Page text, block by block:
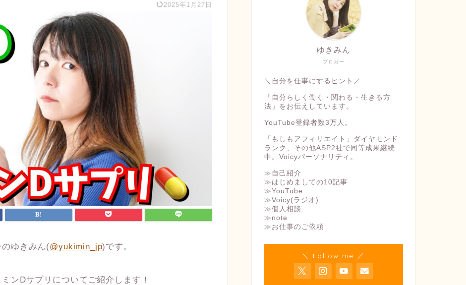
2025年1月27日
ゆきみん(@yukimin_jp)です。
ンDサプリについてご紹介します！
ブロガー
ゆきみん
＼自分を仕事にするヒント／
「自分らしく働く・関わる・生きる方
法」をお伝えしています。
YouTube登録者数3万人。
「もしもアフィリエイト」ダイヤモンド
ランク、その他ASP2社で同等成果継続
中。Voicyパーソナリティ。
≫自己紹介
≫はじめましての10記事
≫YouTube
≫Voicy(ラジオ)
≫個人相談
≫note
≫お仕事のご依頼
＼ Follow me ／